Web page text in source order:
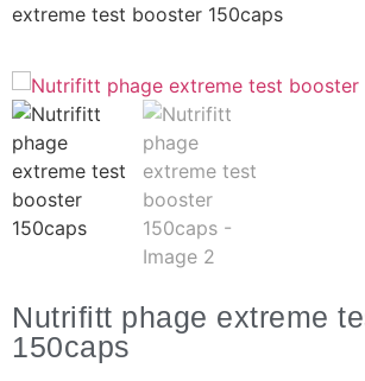
extreme test booster 150caps
Nutrifitt phage extreme
150caps